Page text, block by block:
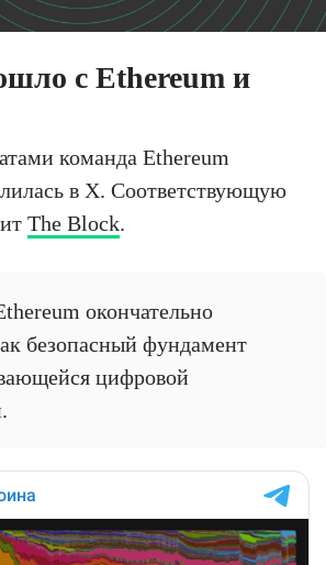
с Ethereum и
команда Ethereum
в X. Соответствующую
The Block.
окончательно
безопасный фундамент
цифровой